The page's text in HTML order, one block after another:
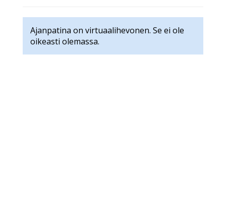
Ajanpatina on virtuaalihevonen. Se ei ole
oikeasti olemassa.